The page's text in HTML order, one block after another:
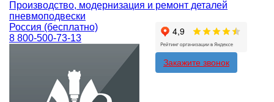
Производство, модернизация и ремонт деталей
пневмоподвески
Россия (бесплатно)
8 800-500-73-13
Закажите звонок